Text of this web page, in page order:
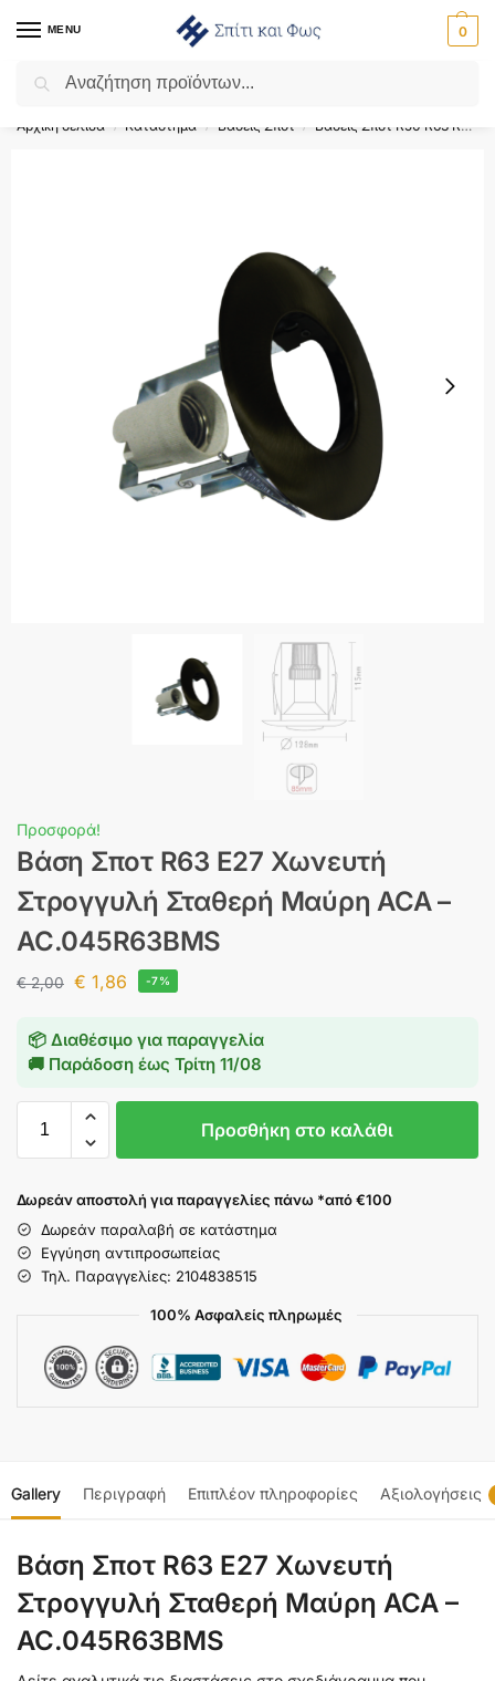
MENU 0
Flash Sale ⚡ 10% Έκπτωση με τον κωδικό ‘SPRING’!
Αρχική σελίδα / Κατάστημα / Βάσεις Σποτ / Βάσεις Σποτ R50 R63 R80
Προσφορά!
Βάση Σποτ R63 E27 Χωνευτή
Στρογγυλή Σταθερή Μαύρη ACA –
AC.045R63BMS
€2,00 € 1,86 -7%
📦 Διαθέσιμο για παραγγελία
🚚 Παράδοση έως Τρίτη 11/08
Προσθήκη στο καλάθι
Δωρεάν αποστολή για παραγγελίες πάνω *από €100
Δωρεάν παραλαβή σε κατάστημα
Εγγύηση αντιπροσωπείας
Τηλ. Παραγγελίες: 2104838515
100% Ασφαλείς πληρωμές
Gallery Περιγραφή Επιπλέον πληροφορίες Αξιολογήσεις
Βάση Σποτ R63 E27 Χωνευτή
Στρογγυλή Σταθερή Μαύρη ACA –
AC.045R63BMS